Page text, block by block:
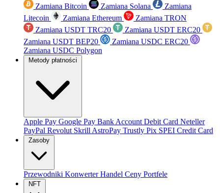
Zamiana Bitcoin Zamiana Solana
Zamiana
Litecoin
Zamiana Ethereum
Zamiana TRON
Zamiana USDT TRC20
Zamiana USDT ERC20
Zamiana USDT BEP20
Zamiana USDC ERC20
Zamiana USDC Polygon
Metody płatności
Apple Pay Google Pay Bank Account Debit Card Neteller
PayPal Revolut Skrill AstroPay Trustly Pix SPEI Credit Card
Zasoby
Przewodniki KonwerterHandel Ceny Portfele
NFT